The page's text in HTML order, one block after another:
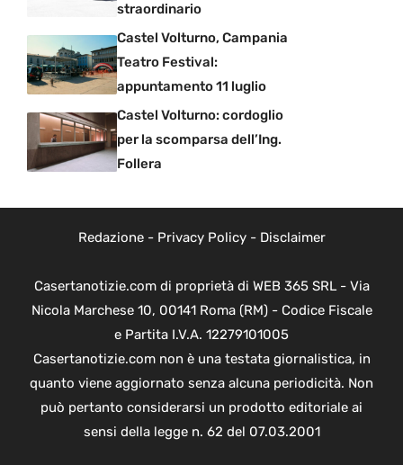
straordinario
Castel Volturno, Campania
Teatro Festival:
appuntamento 11 luglio
Castel Volturno: cordoglio
per la scomparsa dell’Ing.
Follera
Redazione- Privacy Policy- Disclaimer
Casertanotizie.com di proprietà di WEB 365 SRL - Via
Nicola Marchese 10, 00141 Roma (RM) - Codice Fiscale
e Partita I.V.A. 12279101005
Casertanotizie.com non è una testata giornalistica, in
quanto viene aggiornato senza alcuna periodicità. Non
può pertanto considerarsi un prodotto editoriale ai
sensi della legge n. 62 del 07.03.2001